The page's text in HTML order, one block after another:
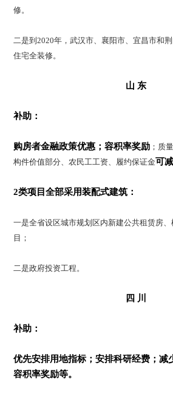
修。
二是到2020年，武汉市、襄阳市、宜昌市和
住宅全装修。
山 东
补助：
购房者金融政策优惠；容积率奖励 ；质
构件价值部分、农民工工资、履约保证金可
2类项目全部采用装配式建筑：
一是全省设区城市规划区内新建公共租赁房
目；
二是政府投资工程。
四 川
补助：
优先安排用地指标；安排科研经费；减
容积率奖励等。